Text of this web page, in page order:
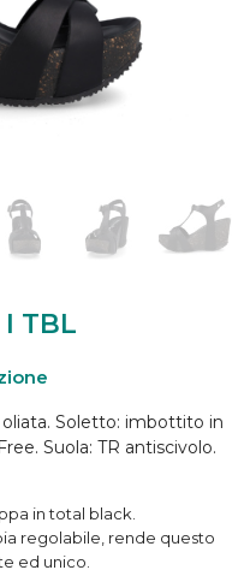
I TBL
Soletto: imbottito in
Suola: TR antiscivolo.
in total black.
regolabile, rende questo
ed unico.